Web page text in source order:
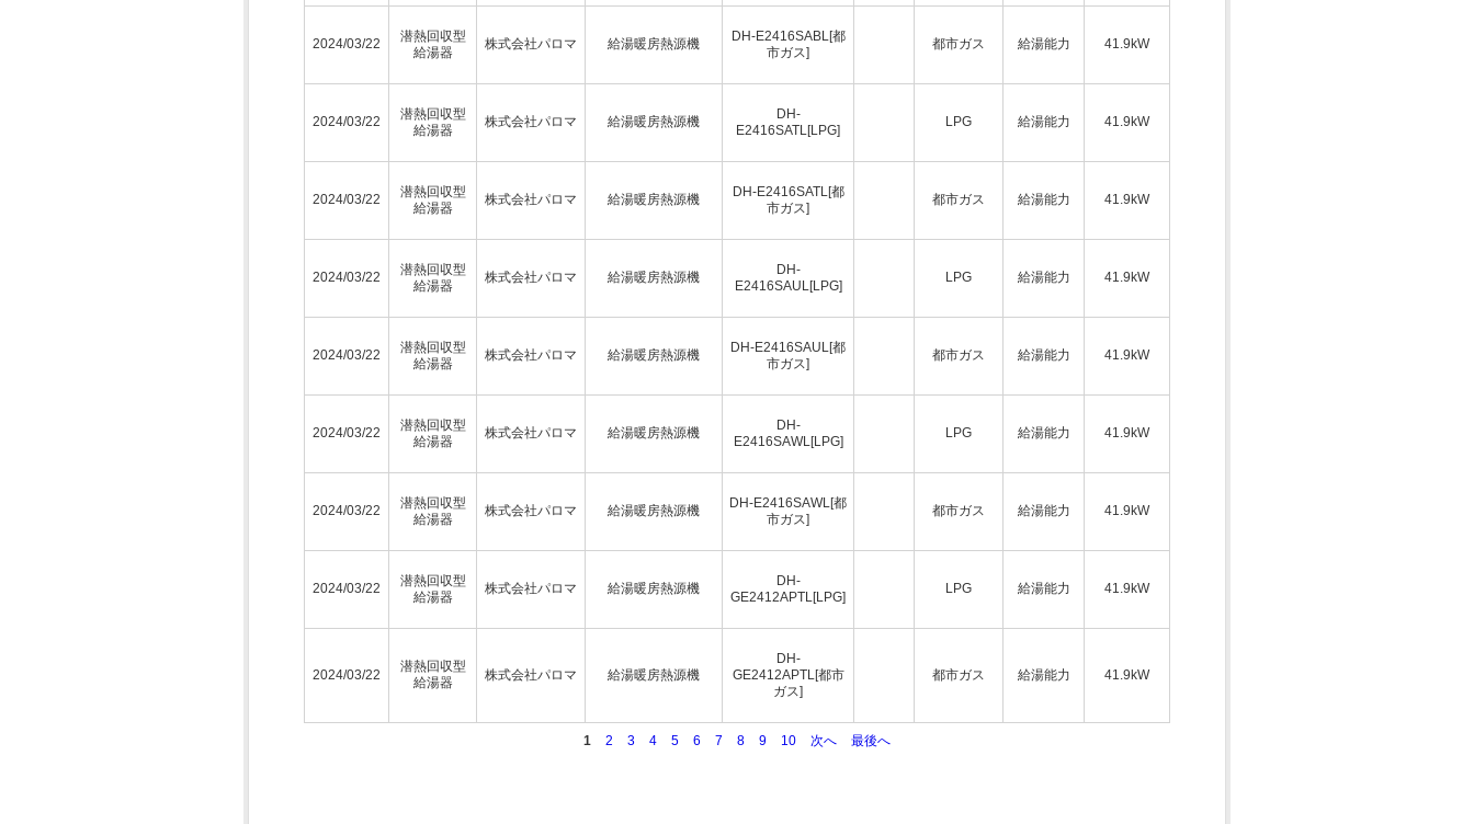
2024/03/22
潜熱回収型
給湯器
株式会社パロマ 給湯暖房熱源機
DH-E2416SABL[都
市ガス]
都市ガス 給湯能力 41.9kW
2024/03/22
潜熱回収型
給湯器
株式会社パロマ 給湯暖房熱源機
DH-
E2416SATL[LPG]
LPG 給湯能力 41.9kW
2024/03/22
潜熱回収型
給湯器
株式会社パロマ 給湯暖房熱源機
DH-E2416SATL[都
市ガス]
都市ガス 給湯能力 41.9kW
2024/03/22
潜熱回収型
給湯器
株式会社パロマ 給湯暖房熱源機
DH-
E2416SAUL[LPG]
LPG 給湯能力 41.9kW
2024/03/22
潜熱回収型
給湯器
株式会社パロマ 給湯暖房熱源機
DH-E2416SAUL[都
市ガス]
都市ガス 給湯能力 41.9kW
2024/03/22
潜熱回収型
給湯器
株式会社パロマ 給湯暖房熱源機
DH-
E2416SAWL[LPG]
LPG 給湯能力 41.9kW
2024/03/22
潜熱回収型
給湯器
株式会社パロマ 給湯暖房熱源機
DH-E2416SAWL[都
市ガス]
都市ガス 給湯能力 41.9kW
2024/03/22
潜熱回収型
給湯器
株式会社パロマ 給湯暖房熱源機
DH-
GE2412APTL[LPG]
LPG 給湯能力 41.9kW
2024/03/22
潜熱回収型
給湯器
株式会社パロマ 給湯暖房熱源機
DH-
GE2412APTL[都市
ガス]
都市ガス 給湯能力 41.9kW
1 2 3 4 5 6 7 8 9 10 次へ 最後へ